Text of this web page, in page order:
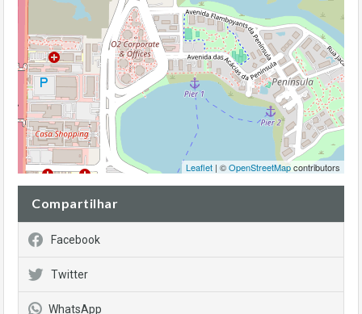
Leaflet | ©OpenStreetMapcontributors
Compartilhar
Facebook
Twitter
WhatsApp